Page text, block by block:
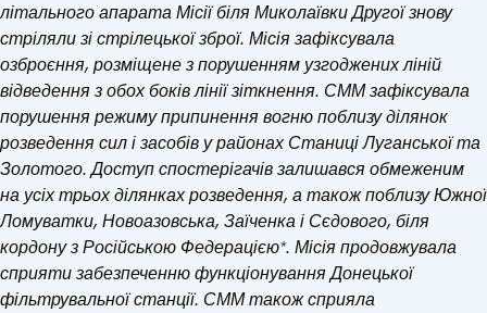
літального апарата Місії біля Миколаївки Другої знову
стріляли зі стрілецької зброї. Місія зафіксувала
озброєння, розміщене з порушенням узгоджених ліній
відведення з обох боків лінії зіткнення. СММ зафіксувала
порушення режиму припинення вогню поблизу ділянок
розведення сил і засобів у районах Станиці Луганської та
Золотого. Доступ спостерігачів залишався обмеженим
на усіх трьох ділянках розведення, а також поблизу Южної
Ломуватки, Новоазовська, Заїченка і Сєдового, біля
кордону з Російською Федерацією*. Місія продовжувала
сприяти забезпеченню функціонування Донецької
фільтрувальної станції. СММ також сприяла